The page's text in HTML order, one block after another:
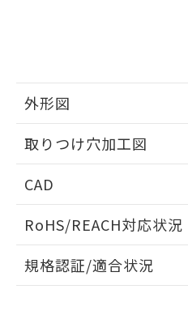
外形図
取りつけ穴加工図
CAD
ドすることができます。
ログイン/
RoHS/REACH対応状況
EU RoHS 注意事項・凡例
規格認証/適合状況
および当社の共
※当社の共同利用
の共同利用に関
とができます。
EU RoHS指令（10物
ものではありません。
また、RoHS指令のフ
物質の対応では、対
荷製品に未対応品が混
欄に対応日を記載して